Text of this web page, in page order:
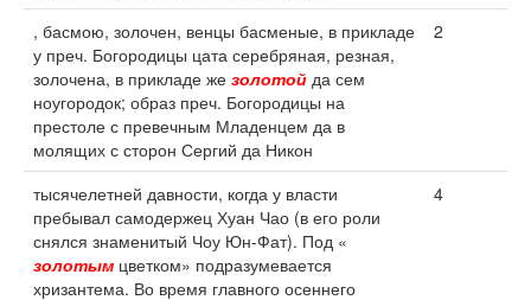
, басмою, золочен, венцы басменые, в прикладе
у преч. Богородицы цата серебряная, резная,
золочена, в прикладе же золотой да сем
ноугородок; образ преч. Богородицы на
престоле с превечным Младенцем да в
молящих с сторон Сергий да Никон
2
тысячелетней давности, когда у власти
пребывал самодержец Хуан Чао (в его роли
снялся знаменитый Чоу Юн-Фат). Под «
золотым цветком» подразумевается
хризантема. Во время главного осеннего
4